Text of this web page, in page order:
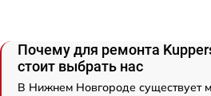
Почему для ремонта
стоит выбрать нас
В Нижнем Новгороде существует